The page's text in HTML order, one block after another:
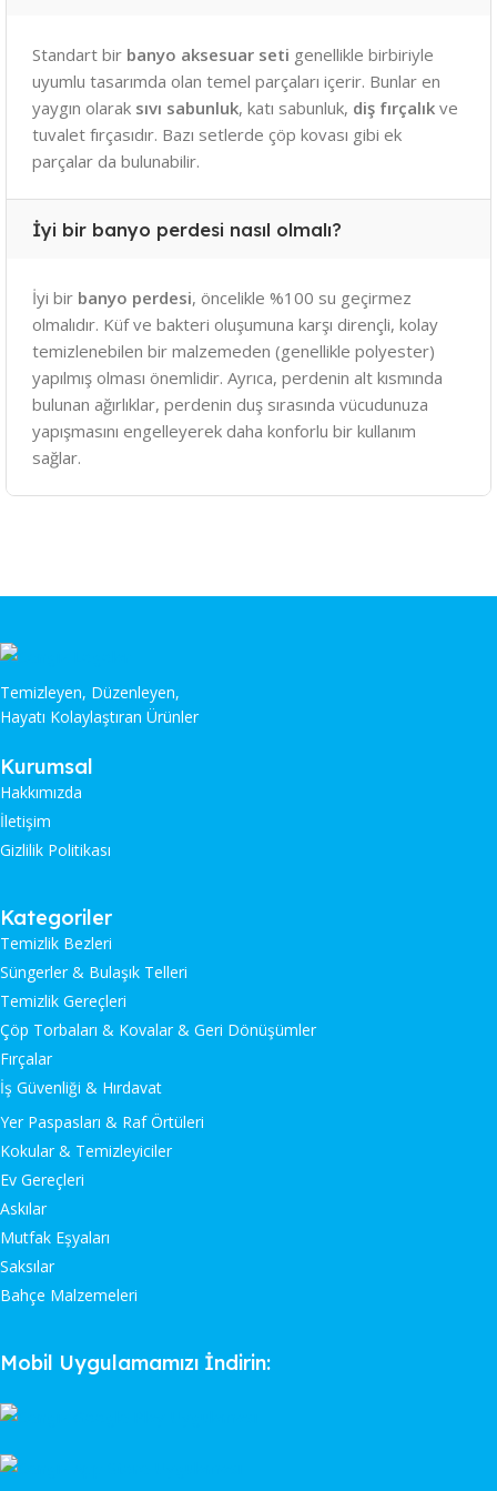
Standart bir banyo aksesuar seti genellikle birbiriyle
uyumlu tasarımda olan temel parçaları içerir. Bunlar en
yaygın olarak sıvı sabunluk, katı sabunluk, diş fırçalıkve
tuvalet fırçasıdır. Bazı setlerde çöp kovası gibi ek
parçalar da bulunabilir.
İyi bir banyo perdesi nasıl olmalı?
İyi bir banyo perdesi, öncelikle %100 su geçirmez
olmalıdır. Küf ve bakteri oluşumuna karşı dirençli, kolay
temizlenebilen bir malzemeden (genellikle polyester)
yapılmış olması önemlidir. Ayrıca, perdenin alt kısmında
bulunan ağırlıklar, perdenin duş sırasında vücudunuza
yapışmasını engelleyerek daha konforlu bir kullanım
sağlar.
Temizleyen, Düzenleyen,
Hayatı Kolaylaştıran Ürünler
Kurumsal
Hakkımızda
İletişim
Gizlilik Politikası
Kategoriler
Temizlik Bezleri
Süngerler & Bulaşık Telleri
Temizlik Gereçleri
Çöp Torbaları & Kovalar & Geri Dönüşümler
Fırçalar
İş Güvenliği & Hırdavat
Yer Paspasları & Raf Örtüleri
Kokular & Temizleyiciler
Ev Gereçleri
Askılar
Mutfak Eşyaları
Saksılar
Bahçe Malzemeleri
Mobil Uygulamamızı İndirin: